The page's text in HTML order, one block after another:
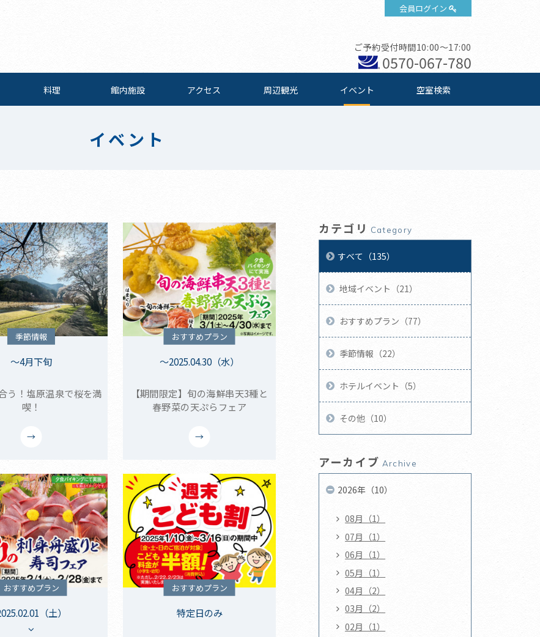
会員ログイン
ご予約受付時間10:00～17:00
0570-067-780
料理 館内施設 アクセス 周辺観光 イベント 空室検索
イベント
季節情報
～4月下旬
う！塩原温泉で桜を満
喫！
おすすめプラン
～2025.04.30（水）
【期間限定】旬の海鮮串天3種と
春野菜の天ぷらフェア
おすすめプラン
（土）
おすすめプラン
特定日のみ
カテゴリ Category
すべて（135）
地域イベント（21）
おすすめプラン（77）
季節情報（22）
ホテルイベント（5）
その他（10）
アーカイブ Archive
2026年（10）
08月（1）
07月（1）
06月（1）
05月（1）
04月（2）
03月（2）
02月（1）